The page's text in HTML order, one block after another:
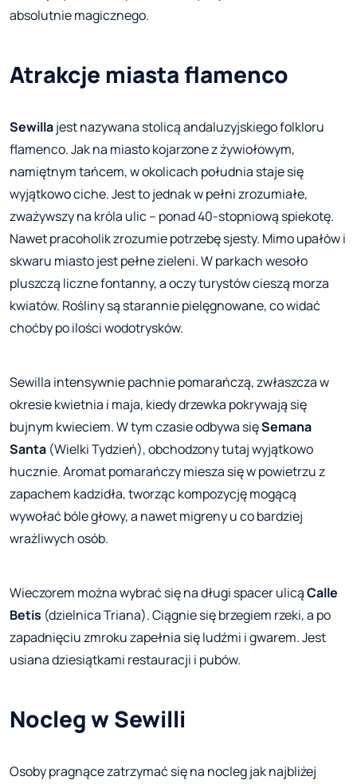
absolutnie magicznego.
Atrakcje miasta flamenco
Sewillajest nazywana stolicą andaluzyjskiego folkloru
flamenco. Jak na miasto kojarzone z żywiołowym,
namiętnym tańcem, w okolicach południa staje się
wyjątkowo ciche. Jest to jednak w pełni zrozumiałe,
zważywszy na króla ulic – ponad 40-stopniową spiekotę.
Nawet pracoholik zrozumie potrzebę sjesty. Mimo upałów i
skwaru miasto jest pełne zieleni. W parkach wesoło
pluszczą liczne fontanny, a oczy turystów cieszą morza
kwiatów. Rośliny są starannie pielęgnowane, co widać
choćby po ilości wodotrysków.
Sewilla intensywnie pachnie pomarańczą, zwłaszcza w
okresie kwietnia i maja, kiedy drzewka pokrywają się
bujnym kwieciem. W tym czasie odbywa sięSemana
Santa (Wielki Tydzień), obchodzony tutaj wyjątkowo
hucznie. Aromat pomarańczy miesza się w powietrzu z
zapachem kadzidła, tworząc kompozycję mogącą
wywołać bóle głowy, a nawet migreny u co bardziej
wrażliwych osób.
Wieczorem można wybrać się na długi spacer ulicąCalle
Betis (dzielnica Triana). Ciągnie się brzegiem rzeki, a po
zapadnięciu zmroku zapełnia się ludźmi i gwarem. Jest
usiana dziesiątkami restauracji i pubów.
Nocleg w Sewilli
Osoby pragnące zatrzymać się na nocleg jak najbliżej